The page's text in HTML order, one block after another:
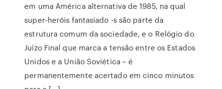
em uma América alternativa de 1985, na qual
super-heróis fantasiado -s são parte da
estrutura comum da sociedade, e o Relógio do
Juízo Final que marca a tensão entre os Estados
Unidos e a União Soviética – é
permanentemente acertado em cinco minutos